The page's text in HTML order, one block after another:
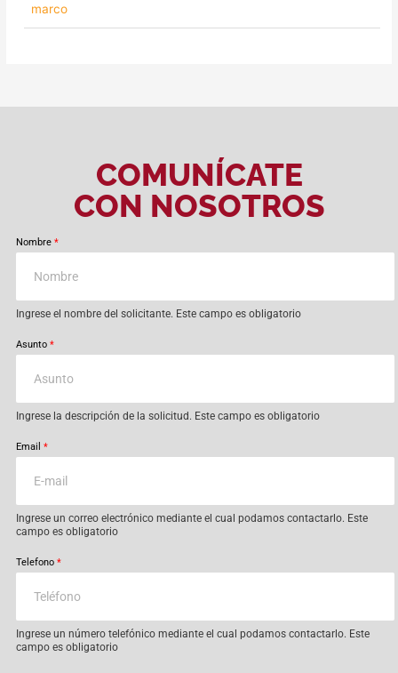
marco
COMUNÍCATE
CON NOSOTROS
Nombre *
Ingrese el nombre del solicitante. Este campo es obligatorio
Asunto *
Ingrese la descripción de la solicitud. Este campo es obligatorio
Email *
Ingrese un correo electrónico mediante el cual podamos contactarlo. Este
campo es obligatorio
Telefono *
Ingrese un número telefónico mediante el cual podamos contactarlo. Este
campo es obligatorio